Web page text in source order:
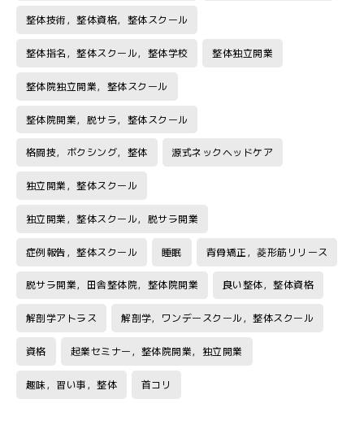
整体技術，整体資格，整体スクール
整体指名，整体スクール，整体学校 整体独立開業
整体院独立開業，整体スクール
整体院開業，脱サラ，整体スクール
格闘技，ボクシング，整体 源式ネックヘッドケア
独立開業，整体スクール
独立開業，整体スクール，脱サラ開業
症例報告，整体スクール 睡眠 背骨矯正，菱形筋リリース
脱サラ開業，田舎整体院，整体院開業 良い整体，整体資格
解剖学アトラス 解剖学，ワンデースクール，整体スクール
資格 起業セミナー，整体院開業，独立開業
趣味，習い事，整体 首コリ